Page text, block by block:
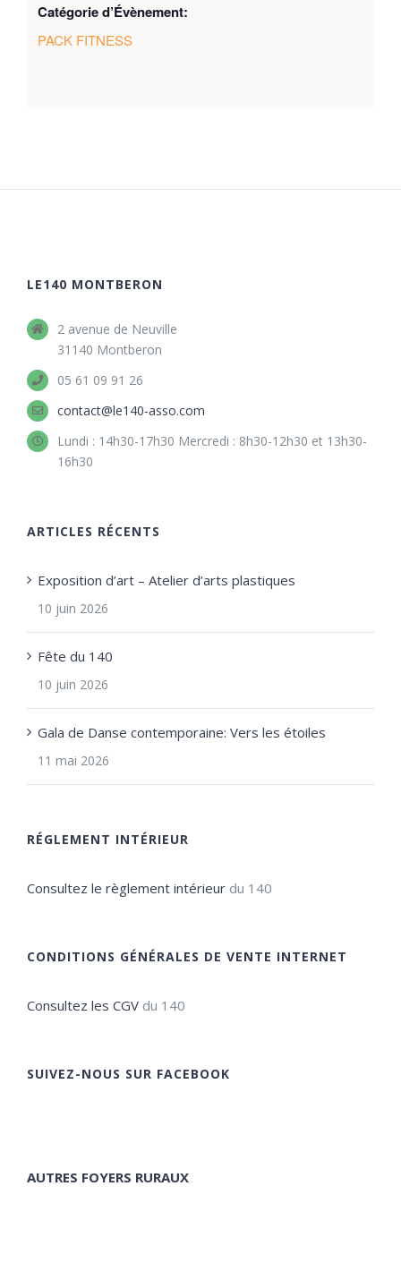
Catégorie d’Évènement:
PACK FITNESS
LE140 MONTBERON
2 avenue de Neuville
31140 Montberon
05 61 09 91 26
contact@le140-asso.com
Lundi : 14h30-17h30 Mercredi : 8h30-12h30 et 13h30-
16h30
ARTICLES RÉCENTS
Exposition d’art – Atelier d’arts plastiques
10 juin 2026
Fête du 140
10 juin 2026
Gala de Danse contemporaine: Vers les étoiles
11 mai 2026
RÉGLEMENT INTÉRIEUR
Consultez le règlement intérieur du 140
CONDITIONS GÉNÉRALES DE VENTE INTERNET
Consultez les CGV du 140
SUIVEZ-NOUS SUR FACEBOOK
AUTRES FOYERS RURAUX